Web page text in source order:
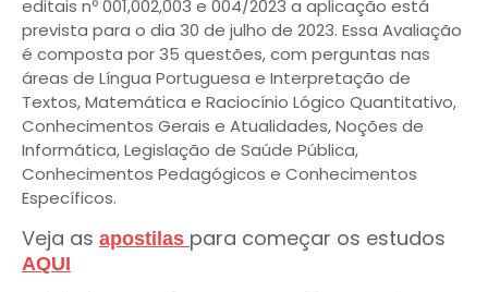
editais nº 001,002,003 e 004/2023 a aplicação está
prevista para o dia 30 de julho de 2023. Essa Avaliação
é composta por 35 questões, com perguntas nas
áreas de Língua Portuguesa e Interpretação de
Textos, Matemática e Raciocínio Lógico Quantitativo,
Conhecimentos Gerais e Atualidades, Noções de
Informática, Legislação de Saúde Pública,
Conhecimentos Pedagógicos e Conhecimentos
Específicos.
Veja as apostilas para começar os estudos
AQUI